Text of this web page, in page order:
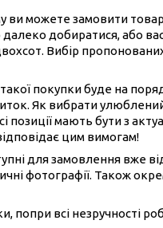
ви можете замовити
добиратися, або
Вибір
покупки буде на
Як вибрати
позиції мають бути з
цим вимогам!
для замовлення вже
фотографії. Також
попри всі незручності